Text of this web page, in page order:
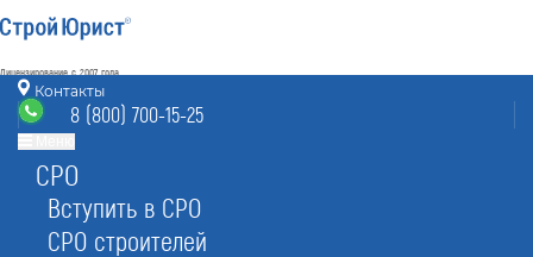
Лицензирование с 2007 года
4.93
Наш рейтинг
80отзывов
режим работы
без выходных 7:00-20:00
8 (800) 700-15-25
Контакты
8 (800) 700-15-25
СРО
Вступить в СРО
СРО строителей